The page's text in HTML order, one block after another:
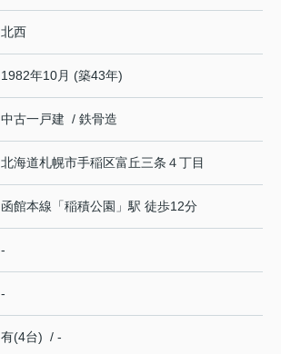
北西
1982年10月 (築43年)
中古一戸建 / 鉄骨造
北海道札幌市手稲区富丘三条 ４丁目
函館本線 「稲積公園 」駅 徒歩12分
-
-
有(4台) / -